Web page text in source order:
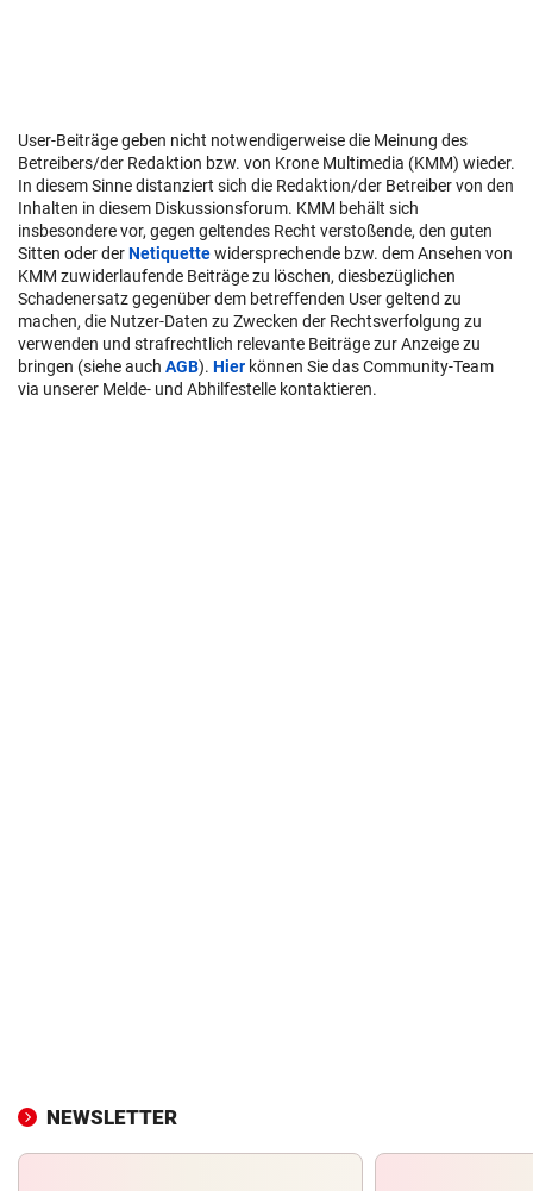
User-Beiträge geben nicht notwendigerweise die Meinung des
Betreibers/der Redaktion bzw. von Krone Multimedia (KMM) wieder.
In diesem Sinne distanziert sich die Redaktion/der Betreiber von den
Inhalten in diesem Diskussionsforum. KMM behält sich
insbesondere vor, gegen geltendes Recht verstoßende, den guten
Sitten oder derNetiquettewidersprechende bzw. dem Ansehen von
KMM zuwiderlaufende Beiträge zu löschen, diesbezüglichen
Schadenersatz gegenüber dem betreffenden User geltend zu
machen, die Nutzer-Daten zu Zwecken der Rechtsverfolgung zu
verwenden und strafrechtlich relevante Beiträge zur Anzeige zu
bringen (siehe auch AGB). Hier können Sie das Community-Team
via unserer Melde- und Abhilfestelle kontaktieren.
NEWSLETTER